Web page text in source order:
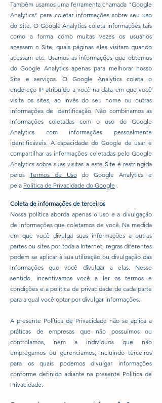
Também usamos uma ferramenta chamada "Google
Analytics" para coletar informações sobre seu uso
do Site. O Google Analytics coleta informações tais
como a forma como muitas vezes os usuários
acessam o Site, quais páginas eles visitam quando
acessam etc. Usamos as informações que obtemos
do Google Analytics apenas para melhorar nosso
Site e serviços. O Google Analytics coleta o
endereço IP atribuído a você na data em que você
visita os sites, ao invés do seu nome ou outras
informações de identificação. Não combinamos as
informações coletadas com o uso do Google
Analytics com informações pessoalmente
identificáveis. A capacidade do Google de usar e
compartilhar as informações coletadas pelo Google
Analytics sobre suas visitas a este Site é restringida
pelos Termos de Usodo Google Analytics e
pela Política de Privacidade do Google .
Coleta de informações de terceiros
Nossa política aborda apenas o uso e a divulgação
de informações que coletamos de você. Na medida
em que você divulga suas informações a outras
partes ou sites por toda a Internet, regras diferentes
podem se aplicar à sua utilização ou divulgação das
informações que você divulgar a elas. Nesse
sentido, incentivamos você a ler os termos e
condições e a política de privacidade de cada parte
para a qual você optar por divulgar informações.
A presente Política de Privacidade não se aplica a
práticas de empresas que não possuímos ou
controlamos, nem a indivíduos que não
empregamos ou gerenciamos, incluindo terceiros
para os quais podemos divulgar informações
conforme definido adiante na presente Política de
Privacidade.